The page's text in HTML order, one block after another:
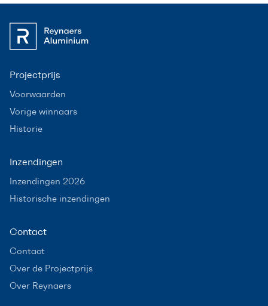
Projectprijs
Voorwaarden
Vorige winnaars
Historie
Inzendingen
Inzendingen 2026
Historische inzendingen
Contact
Contact
Over de Projectprijs
Over Reynaers